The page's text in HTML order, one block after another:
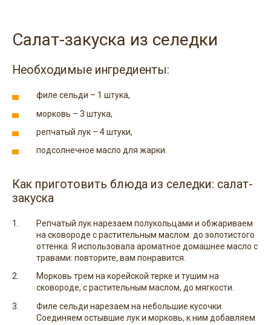
Салат-закуска из селедки
Необходимые ингредиенты:
филе сельди – 1 штука,
морковь – 3 штука,
репчатый лук – 4 штуки,
подсолнечное масло для жарки.
Как приготовить блюда из селедки: салат-
закуска
Репчатый лук нарезаем полукольцами и обжариваем
на сковороде с растительным маслом: до золотистого
оттенка. Я использовала ароматное домашнее масло с
травами: повторите, вам понравится.
Морковь трем на корейской терке и тушим на
сковороде, с растительным маслом, до мягкости.
Филе сельди нарезаем на небольшие кусочки.
Соединяем остывшие лук и морковь, к ним добавляем